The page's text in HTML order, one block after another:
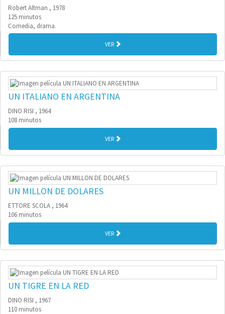
Robert Altman , 1978
125 minutos
Comedia, drama.
VER
UN ITALIANO EN ARGENTINA
DINO RISI , 1964
108 minutos
VER
UN MILLON DE DOLARES
ETTORE SCOLA , 1964
106 minutos
VER
UN TIGRE EN LA RED
DINO RISI , 1967
110 minutos